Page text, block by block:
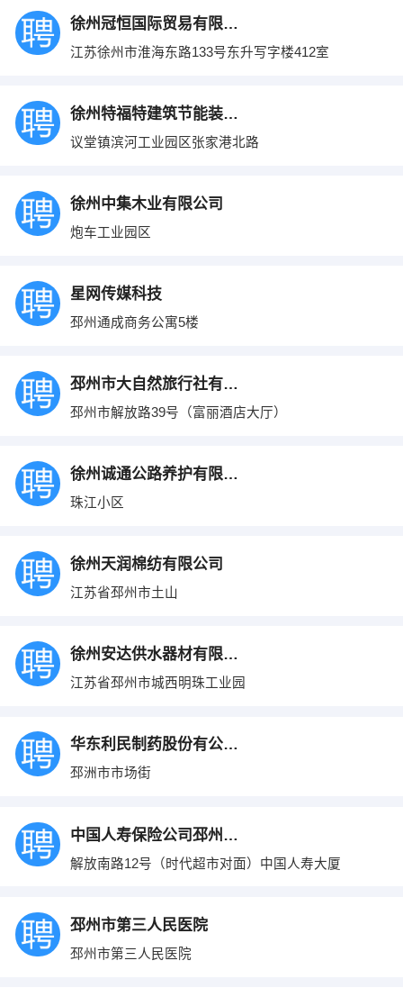
徐州冠恒国际贸易有限公司
江苏徐州市淮海东路133号东升写字楼412室
徐州特福特建筑节能装饰材料有限公司
议堂镇滨河工业园区张家港北路
徐州中集木业有限公司
炮车工业园区
星网传媒科技
邳州通成商务公寓5楼
邳州市大自然旅行社有限公司
邳州市解放路39号（富丽酒店大厅）
徐州诚通公路养护有限公司
珠江小区
徐州天润棉纺有限公司
江苏省邳州市土山
徐州安达供水器材有限公司
江苏省邳州市城西明珠工业园
华东利民制药股份有公司限销部
邳洲市市场街
中国人寿保险公司邳州支公司
解放南路12号（时代超市对面）中国人寿大厦
邳州市第三人民医院
邳州市第三人民医院